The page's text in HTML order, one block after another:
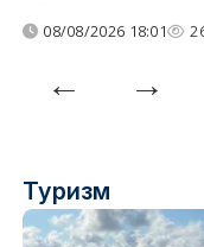
08/08/2026 18:01
Туризм